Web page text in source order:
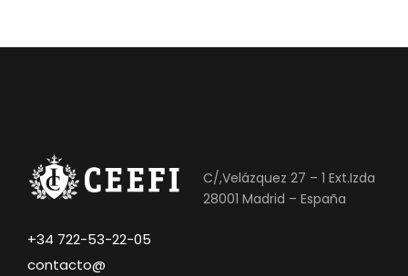
C/,Velázquez 27 – 1 Ext.Izda
28001 Madrid – España
+34 722-53-22-05
contacto@